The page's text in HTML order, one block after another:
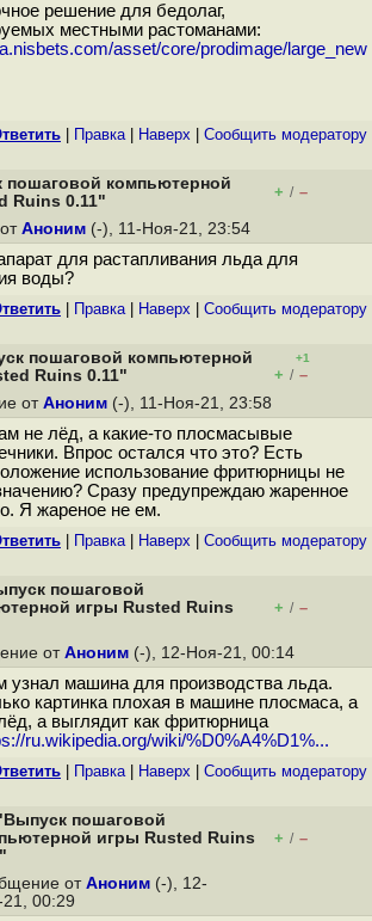
решение для бедолаг,
местными растоманами:
asset/core/prodimage/large_new
Правка| Наверх Cообщить модератору
пошаговой компьютерной
Ruins 0.11"
+ / –
Аноним (-), 11-Ноя-21, 23:54
для растапливания льда для
воды?
Правка| Наверх Cообщить модератору
пошаговой компьютерной
Ruins 0.11"
+1
+ / –
от Аноним (-), 11-Ноя-21, 23:58
не лёд, а какие-то плосмасывые
Впрос остался что это? Есть
использование фритюрницы не
Сразу предупреждаю жаренное
Я жареное не ем.
Правка| Наверх Cообщить модератору
пошаговой
игры Rusted Ruins
+ / –
от Аноним (-), 12-Ноя-21, 00:14
узнал машина для производства льда.
картинка плохая в машине плосмаса, а
а выглядит как фритюрница
ru.wikipedia.org/wiki/%D0%A4%D1%...
Правка| Наверх Cообщить модератору
пошаговой
игры Rusted Ruins
+ / –
от Аноним (-), 12-
00:29